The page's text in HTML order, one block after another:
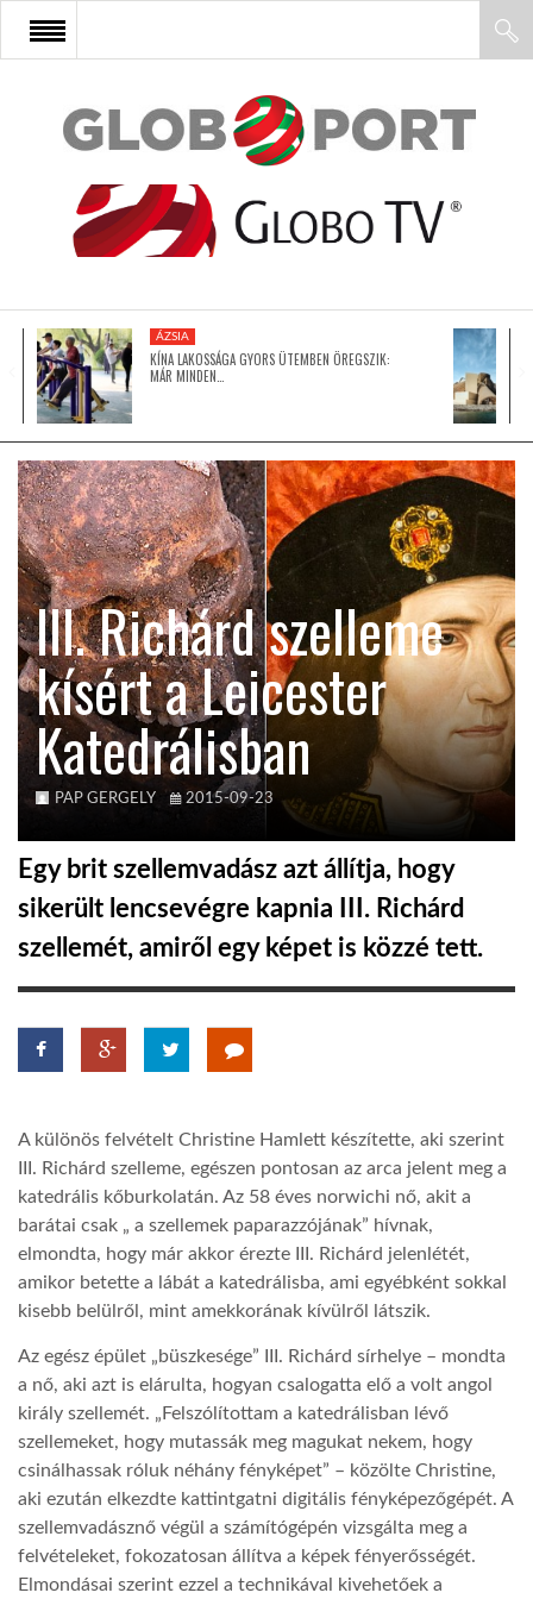
FŐOLDAL
AFRIKA
ÁZSIA
LATIN-AMERIKA
KÖZEL-KELET
AUSZTRÁLIA
A VILÁG ITTHON
MÉDIA
GLOBOTV BP
HÍR3D
GLOBOTV
AFRIKA TUDÁSTÁR
LINKTR.EE
GLOBOZSARU
ÁZSIA
KÍNA LAKOSSÁGA GYORS ÜTEMBEN ÖREGSZIK:
MÁR MINDEN…
III. Richárd szelleme
kísért a Leicester
Katedrálisban
PAP GERGELY 2015-09-23
Egy brit szellemvadász azt állítja, hogy
sikerült lencsevégre kapnia III. Richárd
szellemét, amiről egy képet is közzé tett.
A különös felvételt Christine Hamlett készítette, aki szerint
III. Richárd szelleme, egészen pontosan az arca jelent meg a
katedrális kőburkolatán. Az 58 éves norwichi nő, akit a
barátai csak „ a szellemek paparazzójának” hívnak,
elmondta, hogy már akkor érezte III. Richárd jelenlétét,
amikor betette a lábát a katedrálisba, ami egyébként sokkal
kisebb belülről, mint amekkorának kívülről látszik.
Az egész épület „büszkesége” III. Richárd sírhelye – mondta
a nő, aki azt is elárulta, hogyan csalogatta elő a volt angol
király szellemét. „Felszólítottam a katedrálisban lévő
szellemeket, hogy mutassák meg magukat nekem, hogy
csinálhassak róluk néhány fényképet” – közölte Christine,
aki ezután elkezdte kattintgatni digitális fényképezőgépét. A
szellemvadásznő végül a számítógépén vizsgálta meg a
felvételeket, fokozatosan állítva a képek fényerősségét.
Elmondásai szerint ezzel a technikával kivehetőek a